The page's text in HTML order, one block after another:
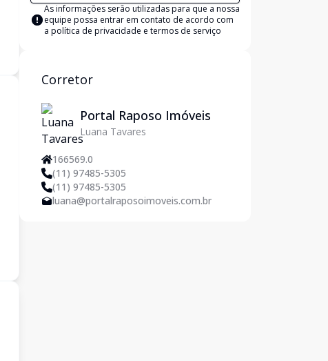
As informações serão utilizadas para que a nossa
equipe possa entrar em contato de acordo com
a política de privacidade e termos de serviço
Corretor
Portal Raposo Imóveis
Luana Tavares
166569.0
(11) 97485-5305
(11) 97485-5305
luana@portalraposoimoveis.com.br